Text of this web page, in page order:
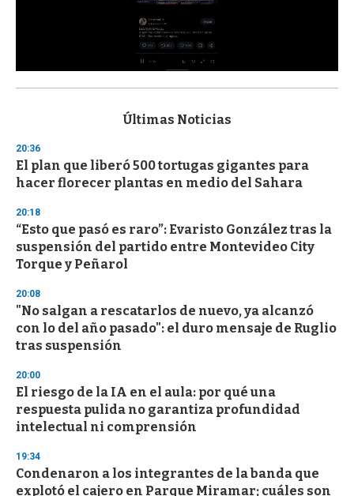
s
d
s
o
f
3
s
c
o
d
s
Últimas Noticias
20:36
El plan que liberó 500 tortugas gigantes para
hacer florecer plantas en medio del Sahara
20:18
“Esto que pasó es raro”: Evaristo González tras la
suspensión del partido entre Montevideo City
Torque y Peñarol
20:08
"No salgan a rescatarlos de nuevo, ya alcanzó
con lo del año pasado": el duro mensaje de Ruglio
tras suspensión
20:00
El riesgo de la IA en el aula: por qué una
respuesta pulida no garantiza profundidad
intelectual ni comprensión
19:34
Condenaron a los integrantes de la banda que
explotó el cajero en Parque Miramar; cuáles son